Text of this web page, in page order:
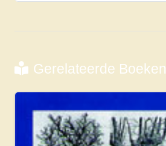
Gerelateerde Boeken